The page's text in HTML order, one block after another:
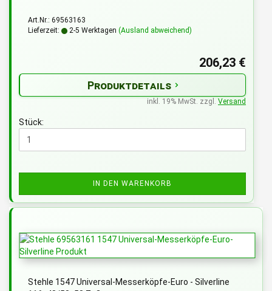
Art.Nr.: 69563163
Lieferzeit:
2-5 Werktagen (Ausland abweichend)
206,23 €
Produktdetails
inkl. 19% MwSt. zzgl. Versand
Stück:
IN DEN WARENKORB
Stehle 1547 Universal-Messerköpfe-Euro - Silverline